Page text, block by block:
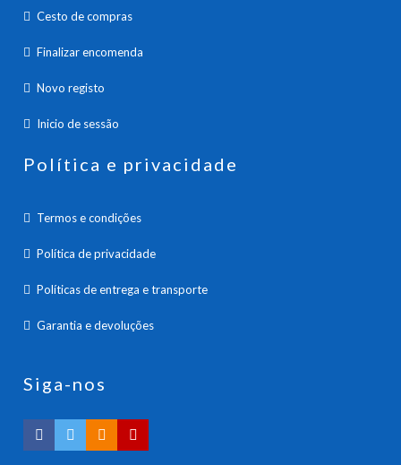
Cesto de compras
Finalizar encomenda
Novo registo
Inicio de sessão
Política e privacidade
Termos e condições
Política de privacidade
Políticas de entrega e transporte
Garantia e devoluções
Siga-nos